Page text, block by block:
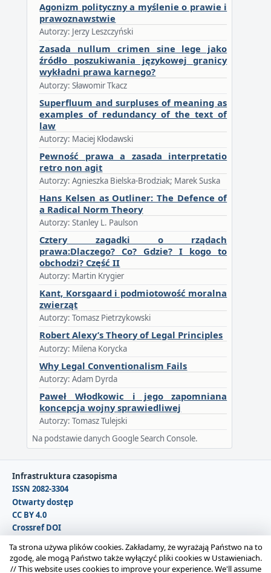
Agonizm polityczny a myślenie o prawie i
prawoznawstwie
Autorzy: Jerzy Leszczyński
Zasada nullum crimen sine lege jako
źródło poszukiwania językowej granicy
wykładni prawa karnego?
Autorzy: Sławomir Tkacz
Superfluum and surpluses of meaning as
examples of redundancy of the text of
law
Autorzy: Maciej Kłodawski
Pewność prawa a zasada interpretatio
retro non agit
Autorzy: Agnieszka Bielska-Brodziak; Marek Suska
Hans Kelsen as Outliner: The Defence of
a Radical Norm Theory
Autorzy: Stanley L. Paulson
Cztery zagadki o rządach
prawa:Dlaczego? Co? Gdzie? I kogo to
obchodzi? Część II
Autorzy: Martin Krygier
Kant, Korsgaard i podmiotowość moralna
zwierząt
Autorzy: Tomasz Pietrzykowski
Robert Alexy’s Theory of Legal Principles
Autorzy: Milena Korycka
Why Legal Conventionalism Fails
Autorzy: Adam Dyrda
Paweł Włodkowic i jego zapomniana
koncepcja wojny sprawiedliwej
Autorzy: Tomasz Tulejski
Na podstawie danych Google Search Console.
Infrastruktura czasopisma
ISSN 2082-3304
Otwarty dostęp
CC BY 4.0
Crossref DOI
Ta strona używa plików cookies. Zakładamy, że wyrażają Państwo na to
zgodę, ale mogą Państwo także wyłączyć pliki cookies w Ustawieniach.
//This website uses cookies to improve your experience. We'll assume